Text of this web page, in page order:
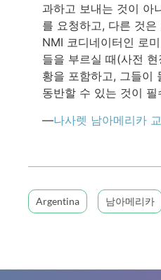
과하고 보내는 것이 아
를 요청하고, 다른 것
NMI 코디네이터인 로
들을 부르실 때(사전
황을 포함하고, 그들이
동반할 수 있는 것이 필
—나사렛 남아메리카
Argentina 남아메리카